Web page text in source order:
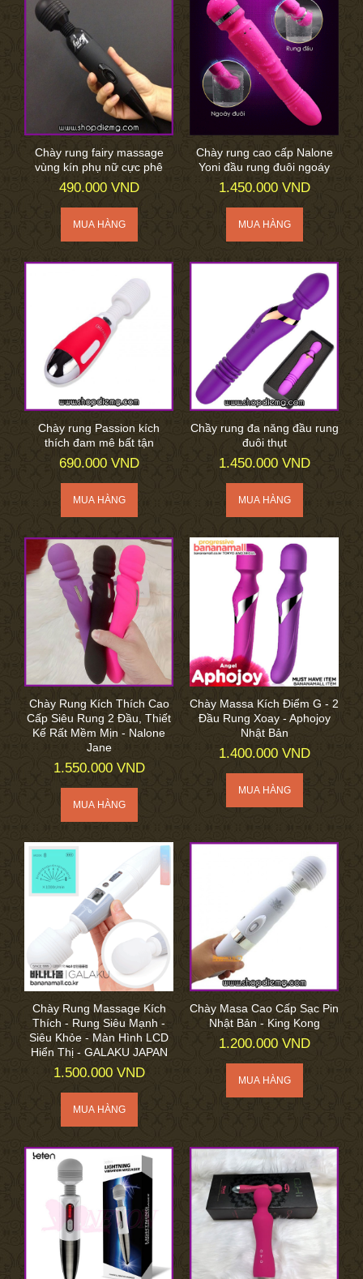
Chày rung fairy massage
vùng kín phụ nữ cực phê
490.000 VND
Chày rung cao cấp Nalone
Yoni đầu rung đuôi ngoáy
1.450.000 VND
Chày rung Passion kích
thích đam mê bất tận
690.000 VND
Chầy rung đa năng đầu rung
đuôi thụt
1.450.000 VND
Chày Rung Kích Thích Cao
Cấp Siêu Rung 2 Đầu, Thiết
Kế Rất Mềm Mịn - Nalone
Jane
1.550.000 VND
Chày Massa Kích Điểm G - 2
Đầu Rung Xoay - Aphojoy
Nhật Bản
1.400.000 VND
Chày Rung Massage Kích
Thích - Rung Siêu Mạnh -
Siêu Khỏe - Màn Hình LCD
Hiển Thị - GALAKU JAPAN
1.500.000 VND
Chày Masa Cao Cấp Sạc Pin
Nhật Bản - King Kong
1.200.000 VND